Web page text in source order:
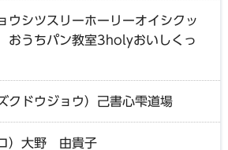
ウシツスリーホーリーオイシクッ
おうちパン教室3holyおいしくっ
クドウジョウ）己書心雫道場
）大野 由貴子